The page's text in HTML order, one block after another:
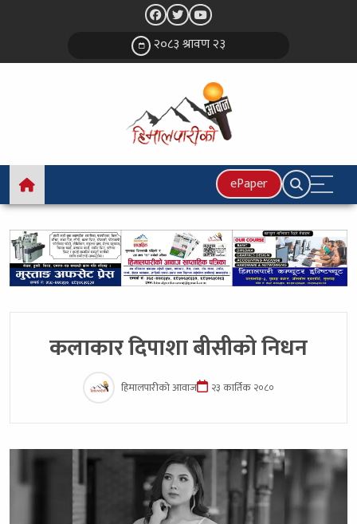
२०८३ श्रावण २३
ePaper
कलाकार दिपाशा बीसीको निधन
हिमालपारीको आवाज २३ कार्तिक २०८०